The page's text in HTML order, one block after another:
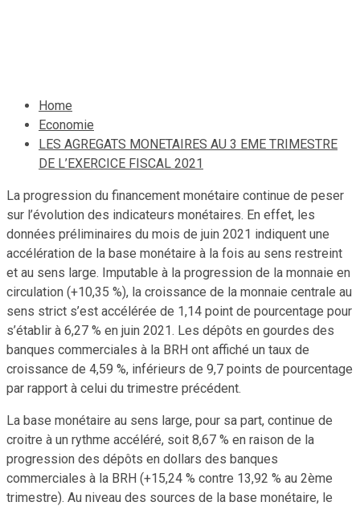
Home
Economie
LES AGREGATS MONETAIRES AU 3 EME TRIMESTRE
DE L’EXERCICE FISCAL 2021
La progression du financement monétaire continue de peser
sur l’évolution des indicateurs monétaires. En effet, les
données préliminaires du mois de juin 2021 indiquent une
accélération de la base monétaire à la fois au sens restreint
et au sens large. Imputable à la progression de la monnaie en
circulation (+10,35 %), la croissance de la monnaie centrale au
sens strict s’est accélérée de 1,14 point de pourcentage pour
s’établir à 6,27 % en juin 2021. Les dépôts en gourdes des
banques commerciales à la BRH ont affiché un taux de
croissance de 4,59 %, inférieurs de 9,7 points de pourcentage
par rapport à celui du trimestre précédent.
La base monétaire au sens large, pour sa part, continue de
croitre à un rythme accéléré, soit 8,67 % en raison de la
progression des dépôts en dollars des banques
commerciales à la BRH (+15,24 % contre 13,92 % au 2ème
trimestre). Au niveau des sources de la base monétaire, le